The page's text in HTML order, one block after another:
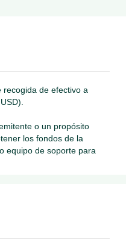
recogida de efectivo a
o un propósito
los fondos de la
equipo de soporte para